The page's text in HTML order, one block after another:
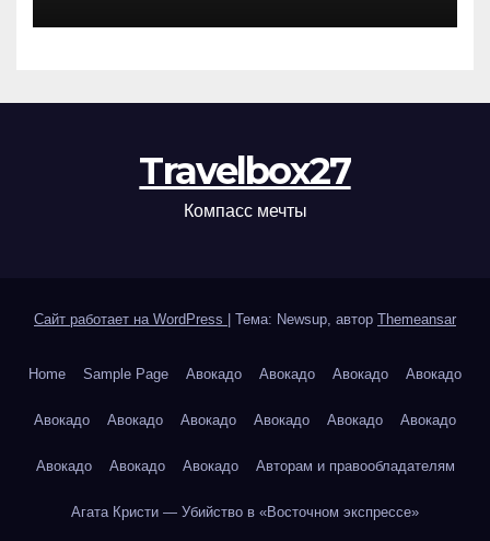
Travelbox27
Компасс мечты
Сайт работает на WordPress Тема: Newsup, автор Themeansar
Home Sample Page Авокадо Авокадо Авокадо Авокадо
Авокадо Авокадо Авокадо Авокадо Авокадо Авокадо
Авокадо Авокадо Авокадо Авторам и правообладателям
Агата Кристи — Убийство в «Восточном экспрессе»